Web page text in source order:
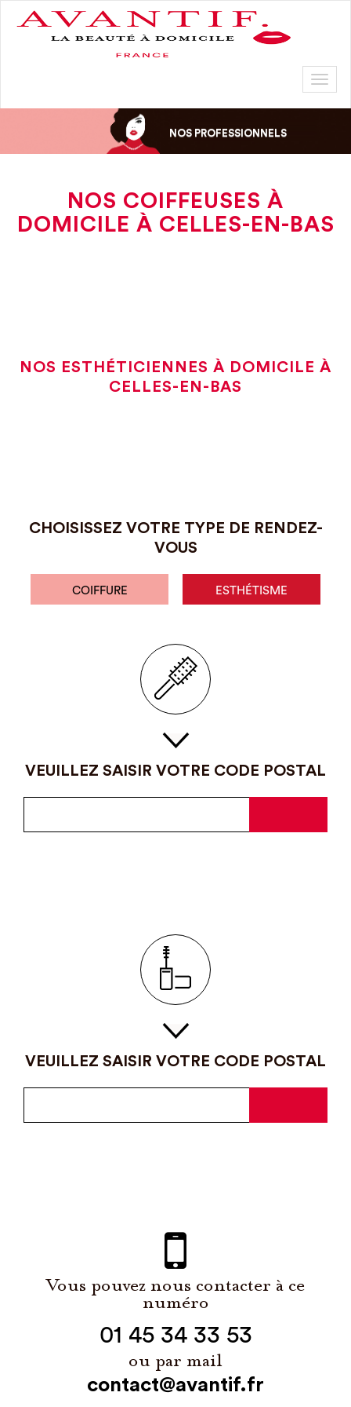
NOS PROFESSIONNELS
NOS COIFFEUSES À
DOMICILE À CELLES-EN-BAS
NOS ESTHÉTICIENNES À DOMICILE À
CELLES-EN-BAS
CHOISISSEZ VOTRE TYPE DE RENDEZ-
VOUS
COIFFURE ESTHÉTISME
VEUILLEZ SAISIR VOTRE CODE POSTAL
VEUILLEZ SAISIR VOTRE CODE POSTAL
Vous pouvez nous contacter à ce
numéro
01 45 34 33 53
ou par mail
contact@avantif.fr